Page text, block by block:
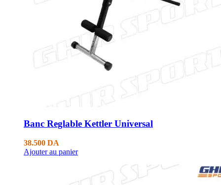
Banc Reglable Kettler Universal
38.500 DA
Ajouter au panier